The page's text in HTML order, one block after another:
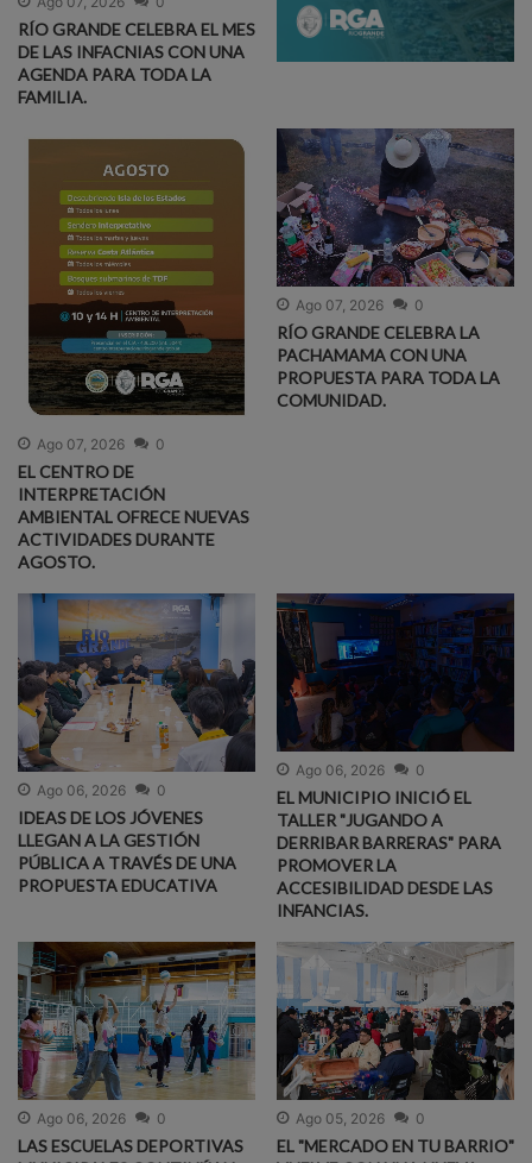
RÍO GRANDE CELEBRA EL MES
DE LAS INFACNIAS CON UNA
AGENDA PARA TODA LA
FAMILIA.
Ago 07, 2026 0
EL CENTRO DE
INTERPRETACIÓN
AMBIENTAL OFRECE NUEVAS
ACTIVIDADES DURANTE
AGOSTO.
Ago 07, 2026 0
RÍO GRANDE CELEBRA LA
PACHAMAMA CON UNA
PROPUESTA PARA TODA LA
COMUNIDAD.
Ago 06, 2026 0
IDEAS DE LOS JÓVENES
LLEGAN A LA GESTIÓN
PÚBLICA A TRAVÉS DE UNA
PROPUESTA EDUCATIVA
Ago 06, 2026 0
EL MUNICIPIO INICIÓ EL
TALLER "JUGANDO A
DERRIBAR BARRERAS" PARA
PROMOVER LA
ACCESIBILIDAD DESDE LAS
INFANCIAS.
Ago 06, 2026 0
LAS ESCUELAS DEPORTIVAS
Ago 05, 2026 0
EL "MERCADO EN TU BARRIO"